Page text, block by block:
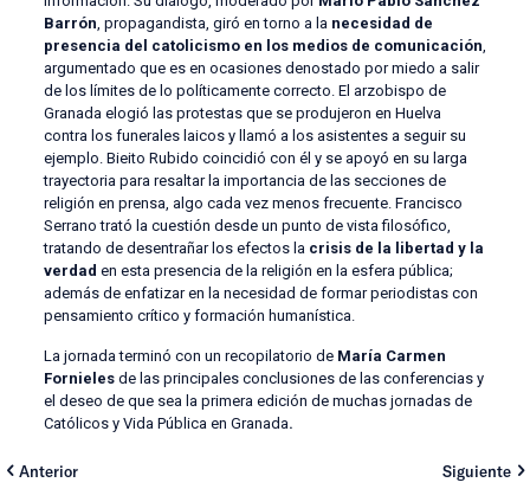
Barrón , propagandista, giró en torno a la necesidad de
presencia del catolicismo en los medios de comunicación
argumentado que es en ocasiones denostado por miedo a salir
de los límites de lo políticamente correcto. El arzobispo de
Granada elogió las protestas que se produjeron en Huelva
contra los funerales laicos y llamó a los asistentes a seguir su
ejemplo. Bieito Rubido coincidió con él y se apoyó en su larga
trayectoria para resaltar la importancia de las secciones de
religión en prensa, algo cada vez menos frecuente. Francisco
Serrano trató la cuestión desde un punto de vista filosófico,
tratando de desentrañar los efectos la crisis de la libertad y la
verdad en esta presencia de la religión en la esfera pública;
además de enfatizar en la necesidad de formar periodistas con
pensamiento crítico y formación humanística.
La jornada terminó con un recopilatorio de María Carmen
Fornieles de las principales conclusiones de las conferencias y
el deseo de que sea la primera edición de muchas jornadas de
Católicos y Vida Pública en Granada.
Anterior Siguiente